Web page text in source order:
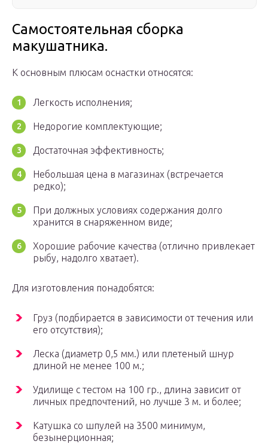
Самостоятельная сборка
макушатника.
К основным плюсам оснастки относятся:
Легкость исполнения;
Недорогие комплектующие;
Достаточная эффективность;
Небольшая цена в магазинах (встречается
редко);
При должных условиях содержания долго
хранится в снаряженном виде;
Хорошие рабочие качества (отлично привлекает
рыбу, надолго хватает).
Для изготовления понадобятся:
Груз (подбирается в зависимости от течения или
его отсутствия);
Леска (диаметр 0,5 мм.) или плетеный шнур
длиной не менее 100 м.;
Удилище с тестом на 100 гр., длина зависит от
личных предпочтений, но лучше 3 м. и более;
Катушка со шпулей на 3500 минимум,
безынерционная;